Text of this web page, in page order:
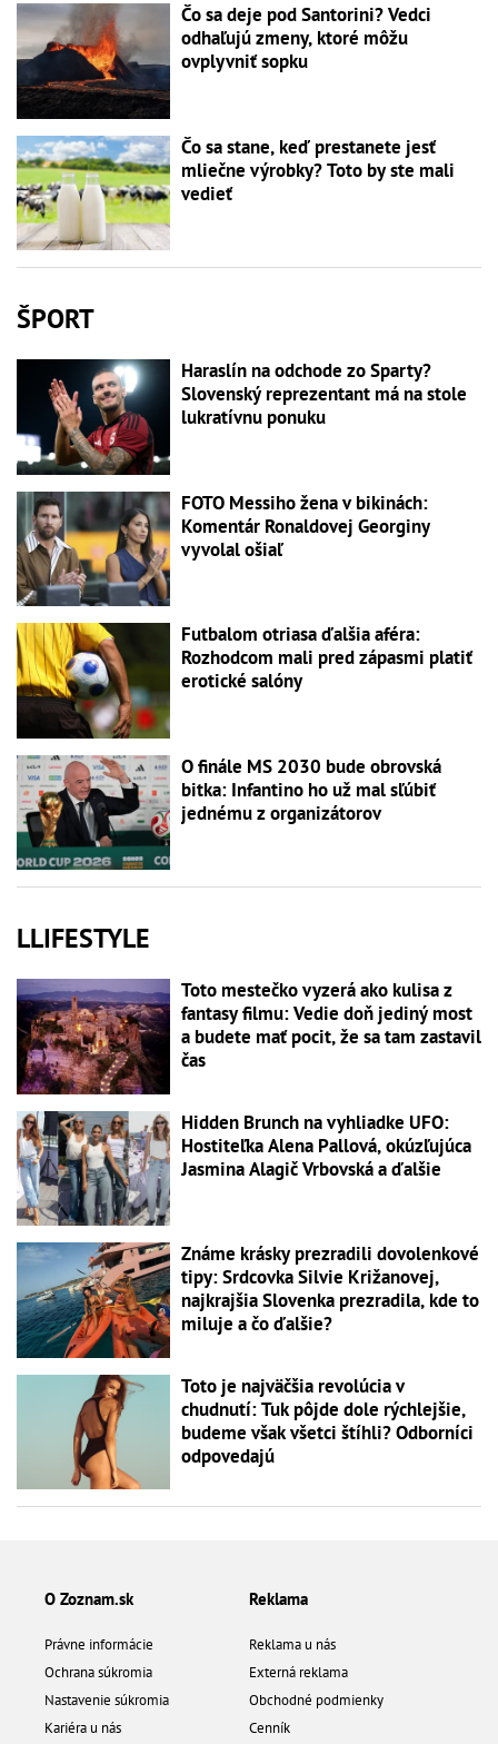
Čo sa deje pod Santorini? Vedci
odhaľujú zmeny, ktoré môžu
ovplyvniť sopku
Čo sa stane, keď prestanete jesť
mliečne výrobky? Toto by ste mali
vedieť
ŠPORT
Haraslín na odchode zo Sparty?
Slovenský reprezentant má na stole
lukratívnu ponuku
FOTO Messiho žena v bikinách:
Komentár Ronaldovej Georginy
vyvolal ošiaľ
Futbalom otriasa ďalšia aféra:
Rozhodcom mali pred zápasmi platiť
erotické salóny
O finále MS 2030 bude obrovská
bitka: Infantino ho už mal sľúbiť
jednému z organizátorov
LLIFESTYLE
Toto mestečko vyzerá ako kulisa z
fantasy filmu: Vedie doň jediný most
a budete mať pocit, že sa tam zastavil
čas
Hidden Brunch na vyhliadke UFO:
Hostiteľka Alena Pallová, okúzľujúca
Jasmina Alagič Vrbovská a ďalšie
Známe krásky prezradili dovolenkové
tipy: Srdcovka Silvie Križanovej,
najkrajšia Slovenka prezradila, kde to
miluje a čo ďalšie?
Toto je najväčšia revolúcia v
chudnutí: Tuk pôjde dole rýchlejšie,
budeme však všetci štíhli? Odborníci
odpovedajú
O Zoznam.sk
Právne informácie
Ochrana súkromia
Nastavenie súkromia
Kariéra u nás
Reklama
Reklama u nás
Externá reklama
Obchodné podmienky
Cenník